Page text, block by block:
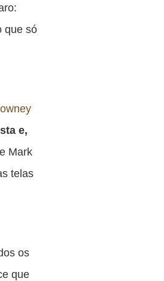
com
que só
e,
Mark
telas
os
que